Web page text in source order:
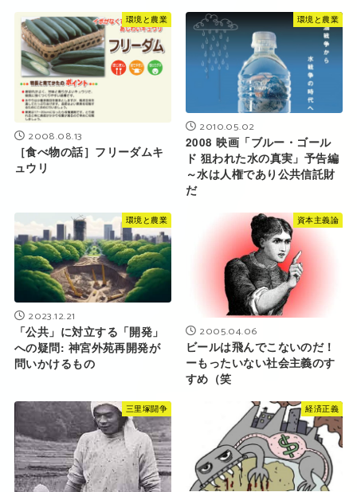
環境と農業
2008.08.13
［食べ物の話］フリーダムキ
ュウリ
環境と農業
2010.05.02
2008 映画「ブルー・ゴール
ド 狙われた水の真実」予告編
～水は人権であり公共信託財
だ
環境と農業
2023.12.21
「公共」に対立する「開発」
への疑問: 神宮外苑再開発が
問いかけるもの
資本主義論
2005.04.06
ビールは飛んでこないのだ！
ーもったいない社会主義のす
すめ（笑
三里塚闘争 経済正義